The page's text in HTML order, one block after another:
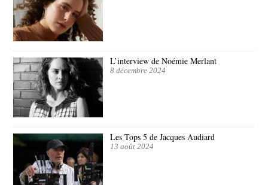
L’interview de Noémie Merlant
8 décembre 2024
Les Tops 5 de Jacques Audiard
13 août 2024